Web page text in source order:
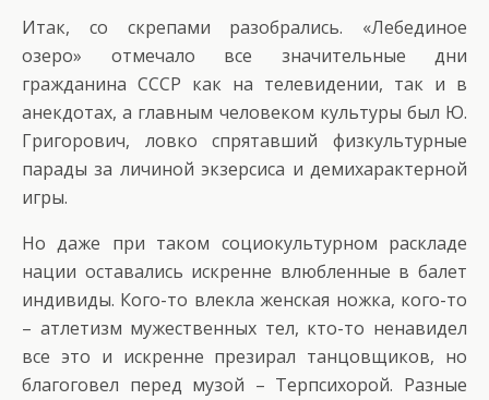
Итак, со скрепами разобрались. «Лебединое
озеро» отмечало все значительные дни
гражданина СССР как на телевидении, так и в
анекдотах, а главным человеком культуры был Ю.
Григорович, ловко спрятавший физкультурные
парады за личиной экзерсиса и демихарактерной
игры.
Но даже при таком социокультурном раскладе
нации оставались искренне влюбленные в балет
индивиды. Кого-то влекла женская ножка, кого-то
– атлетизм мужественных тел, кто-то ненавидел
все это и искренне презирал танцовщиков, но
благоговел перед музой – Терпсихорой. Разные